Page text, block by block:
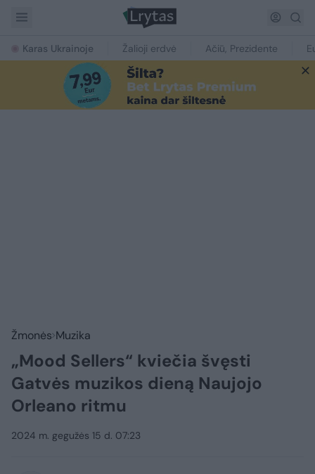
Karas Ukrainoje Žalioji erdvė Ačiū, Prezidente
Žmonės Muzika
„Mood Sellers“ kviečia švęsti
Gatvės muzikos dieną Naujojo
Orleano ritmu
2024 m. gegužės 15 d. 07:23